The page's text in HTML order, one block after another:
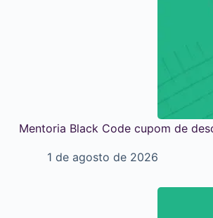
Mentoria Black Code cupom de
1 de agosto de 2026